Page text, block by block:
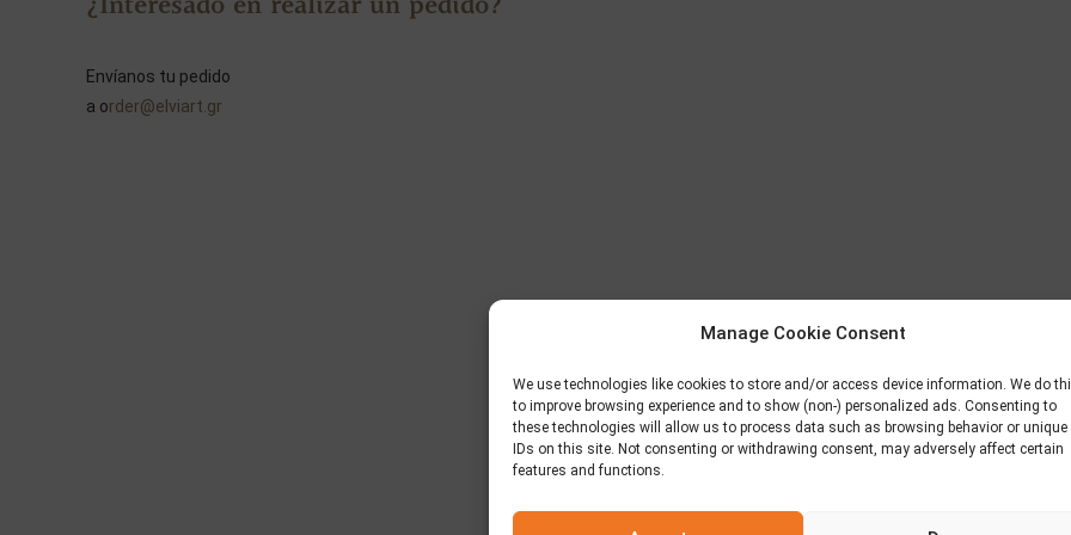
Manage Cookie Consent
We use technologies like cookies to store and/or access device information. We do
to improve browsing experience and to show (non-) personalized ads. Consenting to
these technologies will allow us to process data such as browsing behavior or unique
IDs on this site. Not consenting or withdrawing consent, may adversely affect certain
features and functions.
¿Interesado en realizar un pedido?
Envíanos tu pedido
a order@elviart.gr